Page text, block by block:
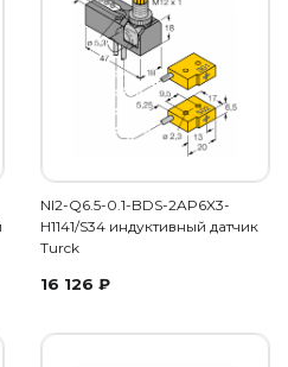
NI2-Q6.5-0.1-BDS-2AP6X3-
H1141/S34 индуктивный датчик
Turck
16 126 ₽